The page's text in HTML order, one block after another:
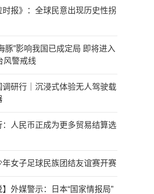
时报》：全球民意出现历史性拐
豚”影响我国已成定局 即将进入
风警戒线
调研行｜沉浸式体验无人驾驶载
：人民币正成为更多贸易结算选
年女子足球民族团结友谊赛开赛
】外媒警示：日本“国家情报局”